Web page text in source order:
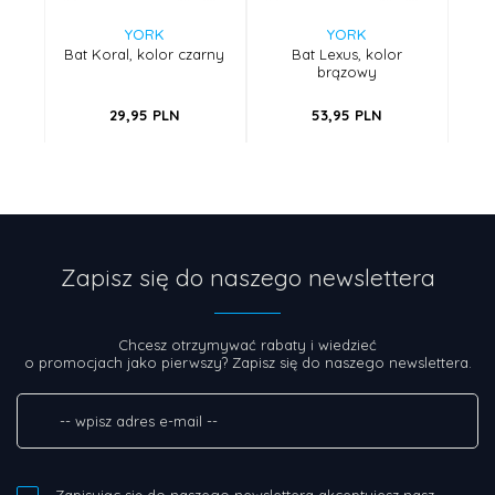
YORK
Bat Koral, kolor czarny
29,95 PLN
YORK
Bat Lexus, kolor
brązowy
53,95 PLN
Zapisz się do naszego newslettera
Chcesz otrzymywać rabaty i wiedzieć
o promocjach jako pierwszy? Zapisz się do naszego newslettera.